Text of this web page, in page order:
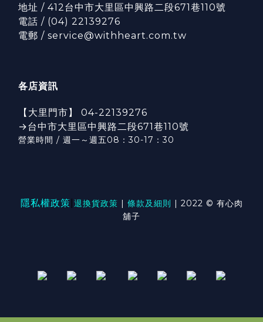
地址 / 412台中市大里區中興路二段671巷110號
電話 / (04) 22139276
電郵 / service@withheart.com.tw
各店資訊
【大里門市】 04-22139276
→台中市大里區中興路二段671巷110號
營業時間 / 週一～週五08：30-17：30
隱私權政策 退換貨政策 條款及細則
| 2022 © 有心肉
舖子